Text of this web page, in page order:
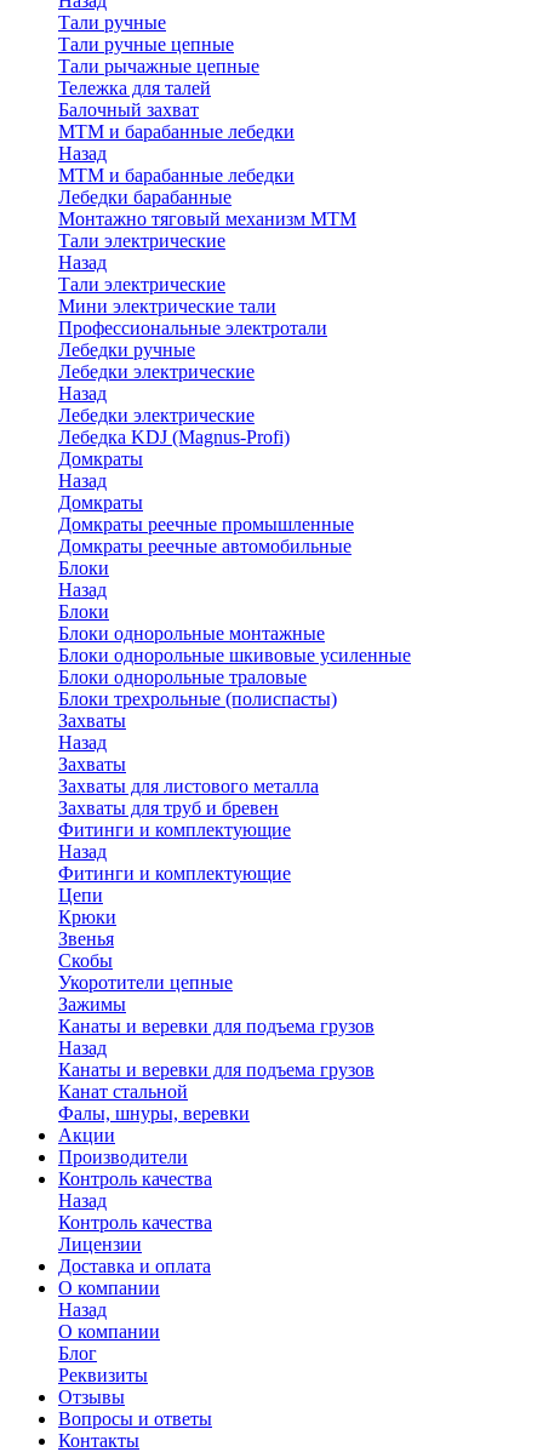
Тали ручные
Тали ручные цепные
Тали рычажные цепные
Тележка для талей
Балочный захват
МТМ и барабанные лебедки
Назад
МТМ и барабанные лебедки
Лебедки барабанные
Монтажно тяговый механизм МТМ
Тали электрические
Назад
Тали электрические
Мини электрические тали
Профессиональные электротали
Лебедки ручные
Лебедки электрические
Назад
Лебедки электрические
Лебедка KDJ (Magnus-Profi)
Домкраты
Назад
Домкраты
Домкраты реечные промышленные
Домкраты реечные автомобильные
Блоки
Назад
Блоки
Блоки однорольные монтажные
Блоки однорольные шкивовые усиленные
Блоки однорольные траловые
Блоки трехрольные (полиспасты)
Захваты
Назад
Захваты
Захваты для листового металла
Захваты для труб и бревен
Фитинги и комплектующие
Назад
Фитинги и комплектующие
Цепи
Крюки
Звенья
Скобы
Укоротители цепные
Зажимы
Канаты и веревки для подъема грузов
Назад
Канаты и веревки для подъема грузов
Канат стальной
Фалы, шнуры, веревки
Акции
Производители
Контроль качества
Назад
Контроль качества
Лицензии
Доставка и оплата
О компании
Назад
О компании
Блог
Реквизиты
Отзывы
Вопросы и ответы
Контакты